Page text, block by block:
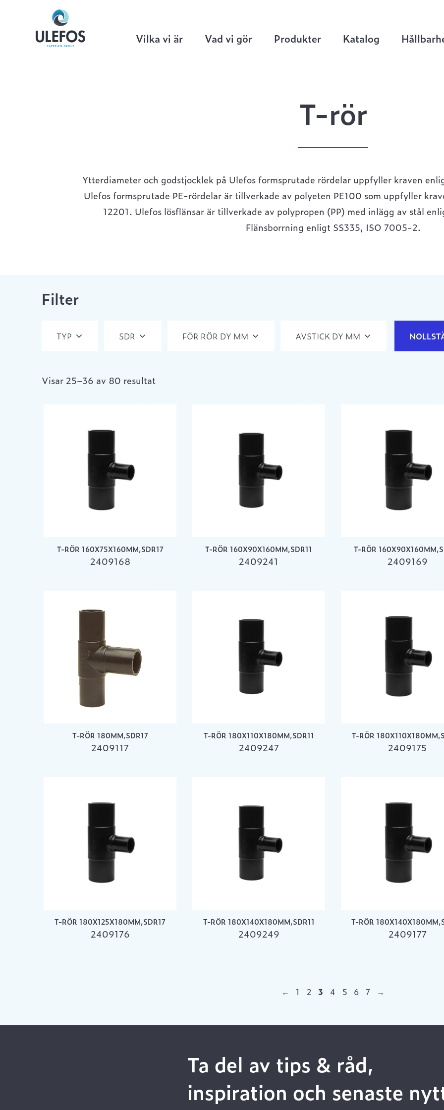
Vilka vi är Vad vi gör Produkter Katalog
Ulefos>
T-rör
Ytterdiameter och godstjocklek på Ulefos formsprutade rördelar uppfyller kraven
Ulefos formsprutade PE-rördelar är tillverkade av polyeten PE100 som uppfyller
12201. Ulefos lösflänsar är tillverkade av polypropen (PP) med inlägg av stål
Flänsborrning enligt SS335, ISO 7005-2.
Filter
TYP SDR FÖR RÖR DY MM AVSTICK DY MM
Visar 25–36 av 80 resultat
T-RÖR 160X75X160MM,SDR17
2409168
T-RÖR 160X90X160MM,SDR11
2409241
T-RÖR
2409169
T-RÖR 180MM,SDR17
2409117
T-RÖR 180X110X180MM,SDR11
2409247
T-RÖR
2409175
T-RÖR 180X125X180MM,SDR17
2409176
T-RÖR 180X140X180MM,SDR11
2409249
T-RÖR
2409177
← 1 2 3 4 5 6 7 →
Ta del av tips & råd,
inspiration och senaste